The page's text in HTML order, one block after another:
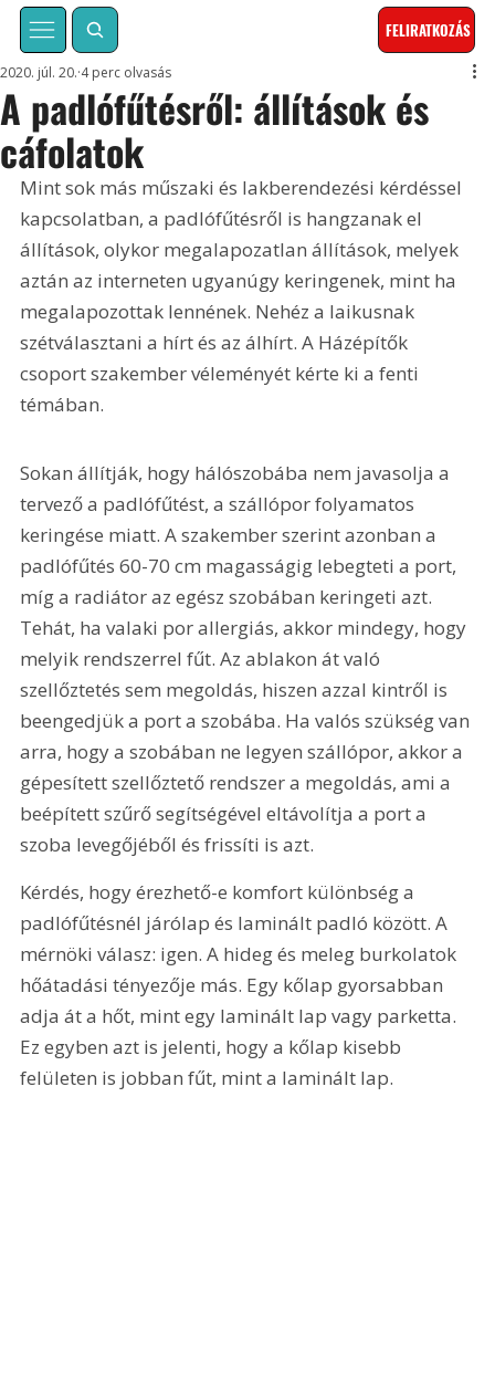
FELIRATKOZÁS
A padlófűtésről: állítások és
cáfolatok
2020. júl. 20. 4 perc olvasás
Mint sok más műszaki és lakberendezési kérdéssel
kapcsolatban, a padlófűtésről is hangzanak el
állítások, olykor megalapozatlan állítások, melyek
aztán az interneten ugyanúgy keringenek, mint ha
megalapozottak lennének. Nehéz a laikusnak
szétválasztani a hírt és az álhírt. A Házépítők
csoport szakember véleményét kérte ki a fenti
témában.
Sokan állítják, hogy hálószobába nem javasolja a
tervező a padló­fűtést, a szállópor folyamatos
keringése miatt. A szakember szerint azonban a
padlófűtés 60-70 cm magasságig lebegteti a port,
míg a radiátor az egész szobában keringeti azt.
Tehát, ha valaki por allergiás, akkor mindegy, hogy
melyik rendszerrel fűt. Az ablakon át való
szellőztetés sem megoldás, hiszen azzal kintről is
beengedjük a port a szobába. Ha valós szükség van
arra, hogy a szobában ne legyen szállópor, akkor a
gépesített szellőztető rendszer a megoldás, ami a
beépített szűrő segítségével eltávolítja a port a
szoba levegőjéből és frissíti is azt.
Kérdés, hogy érezhető-e komfort különbség a
padlófűtésnél járólap és laminált padló között. A
mérnöki válasz: igen. A hideg és meleg burkolatok
hőátadási tényezője más. Egy kőlap gyorsabban
adja át a hőt, mint egy laminált lap vagy parketta.
Ez egyben azt is jelenti, hogy a kőlap kisebb
felületen is jobban fűt, mint a laminált lap.